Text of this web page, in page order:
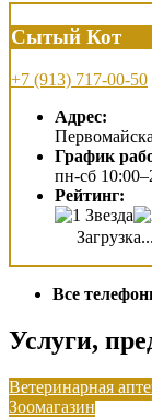
Сытый Кот
+7 (913) 717-00-50
Адрес:
График
пн-сб
Рейтинг:
Загрузка...
Все
Услуги,
Ветеринарная
Зоомагазин